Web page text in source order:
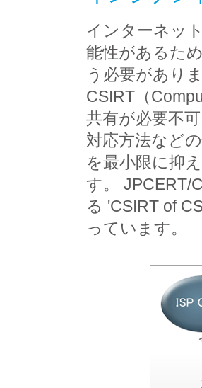
インターネッ
能性があるた
う必要があり
CSIRT（
共有が必要不
対応方法など
を最小限に抑
す。 JPCERT/
る 'CSIRT of
っています。